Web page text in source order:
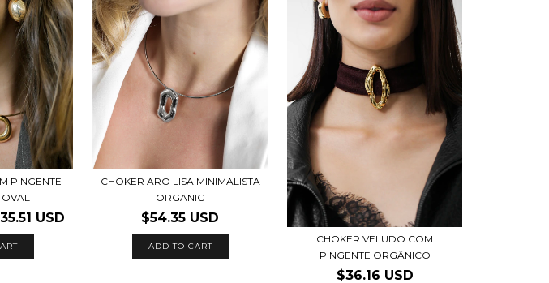
PINGENTE
USD
CHOKER ARO LISA MINIMALISTA
ORGANIC
$54.35 USD
ADD TO CART
CHOKER VELUDO COM
PINGENTE ORGÂNICO
$36.16 USD